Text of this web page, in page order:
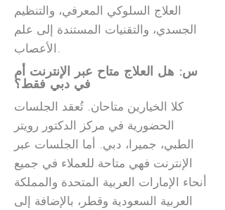
العلاج السلوكي المعرفي، والتنظيم
الجسدي، والتقنيات المستندة إلى علم
الأعصاب.
س: هل العلاج متاح عبر الإنترنت أم
في دبي فقط؟
كلا الخيارين متاحان. تُعقد الجلسات
الحضورية في مركز الدكتور رويتر
الطبي، جميرا، دبي. أما الجلسات عبر
الإنترنت فهي متاحة للعملاء في جميع
أنحاء الإمارات العربية المتحدة والمملكة
العربية السعودية وقطر، بالإضافة إلى